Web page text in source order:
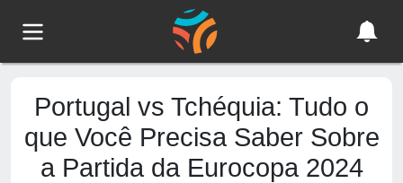
Portugal vs Tchéquia: Tudo o
que Você Precisa Saber Sobre
a Partida da Eurocopa 2024